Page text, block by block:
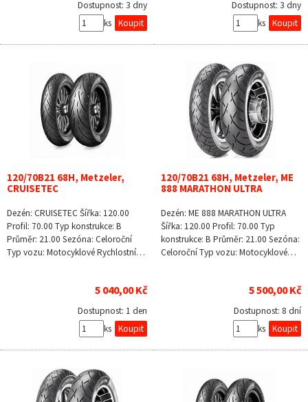
Dostupnost: 3 dny
ks
Dostupnost: 3 dny
ks
120/70B21 68H, Metzeler,
CRUISETEC
Dezén: CRUISETEC Šířka: 120.00
Profil: 70.00 Typ konstrukce: B
Průměr: 21.00 Sezóna: Celoroční
Typ vozu: Motocyklové Rychlostní…
5 040,00 Kč
Dostupnost: 1 den
ks
120/70B21 68H, Metzeler, ME
888 MARATHON ULTRA
Dezén: ME 888 MARATHON ULTRA
Šířka: 120.00 Profil: 70.00 Typ
konstrukce: B Průměr: 21.00 Sezóna:
Celoroční Typ vozu: Motocyklové…
5 500,00 Kč
Dostupnost: 8 dní
ks